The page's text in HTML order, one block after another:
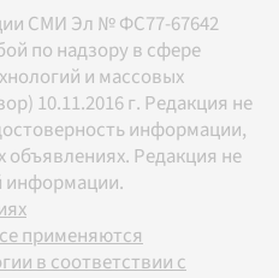
СМИ Эл № ФС77-67642
по надзору в сфере
и массовых
10.11.2016 г. Редакция не
информации,
Редакция не
информации.
применяются
в соответствии с